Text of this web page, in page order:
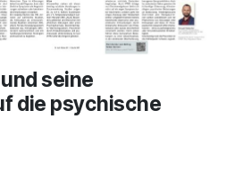
seine
die psychische